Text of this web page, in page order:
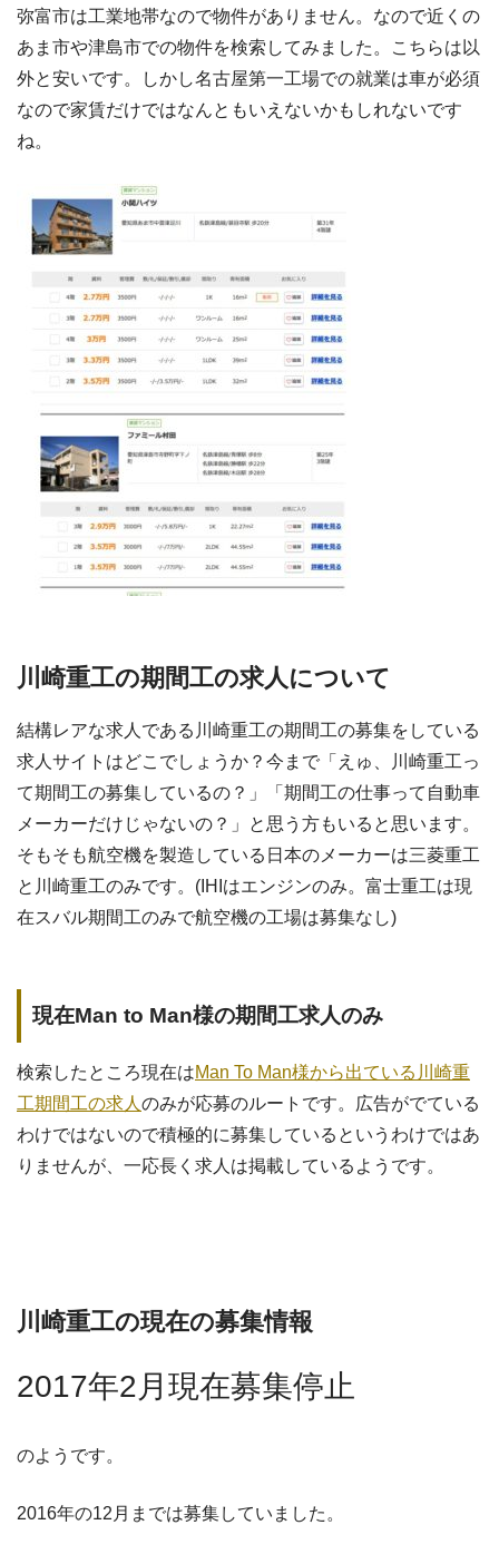
弥富市は工業地帯なので物件がありません。なので近くの
あま市や津島市での物件を検索してみました。こちらは以
外と安いです。しかし名古屋第一工場での就業は車が必須
なので家賃だけではなんともいえないかもしれないです
ね。
川崎重工の期間工の求人について
結構レアな求人である川崎重工の期間工の募集をしている
求人サイトはどこでしょうか？今まで「えゅ、川崎重工っ
て期間工の募集しているの？」「期間工の仕事って自動車
メーカーだけじゃないの？」と思う方もいると思います。
そもそも航空機を製造している日本のメーカーは三菱重工
と川崎重工のみです。(IHIはエンジンのみ。富士重工は現
在スバル期間工のみで航空機の工場は募集なし)
現在Man to Man様の期間工求人のみ
検索したところ現在はMan To Man様から出ている川崎重
工期間工の求人 のみが応募のルートです。広告がでている
わけではないので積極的に募集しているというわけではあ
りませんが、一応長く求人は掲載しているようです。
川崎重工の現在の募集情報
2017年2月現在募集停止
のようです。
2016年の12月までは募集していました。